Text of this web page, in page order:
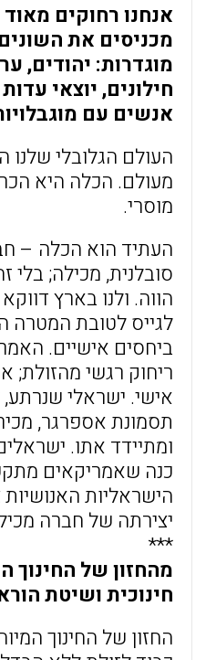
אנחנו רחוקים
מכניסים את
מוגדרות: יהודים,
חילונים, יוצאי
אנשים עם
העולם הגלובלי שלנו
מעולם. הכלה היא
מוסרי.
העתיד הוא הכלה –
סובלנית, מכילה; בלי
הווה. ולנו בארץ
לגייס לטובת המטרה
ביחסים אישיים.
ריחוק רגשי מהזולת;
אישי. ישראלי
תסמונת אספרגר,
ומתיידד אתו.
כנה שאמריקאים
הישראליות האנושיות
יצירתה של חברה
***
מהחזון של החינוך
חינוכית ושיטת
החזון של החינוך